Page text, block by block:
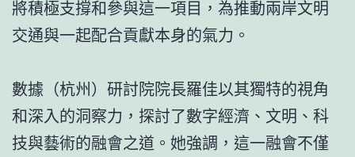
將積極支撐和參與這一項目，為推動兩岸文明
交通與一起配合貢獻本身的氣力。
數據（杭州）研討院院長羅佳以其獨特的視角
和深入的洞察力，探討了數字經濟、文明、科
技與藝術的融會之道。她強調，這一融會不僅